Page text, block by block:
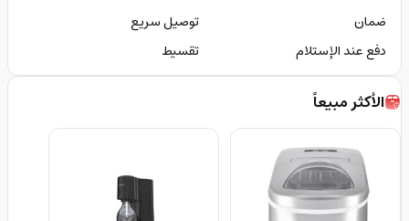
ضمان
توصيل سريع
دفع عند الإستلام
تقسيط
الأكثر مبيعاً